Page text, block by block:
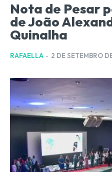
Nota de Pesar
de João
Quinalha
RAFAELLA - 2 DE SETEMBRO